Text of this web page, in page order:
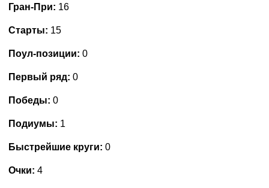
Гран-При: 16
Старты: 15
Поул-позиции: 0
Первый ряд: 0
Победы: 0
Подиумы: 1
Быстрейшие круги: 0
Очки: 4